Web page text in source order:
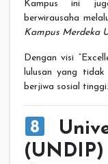
Kampus ini
berwirausaha
Kampus Merdeka
Dengan visi
lulusan yang
berjiwa sosial tinggi.